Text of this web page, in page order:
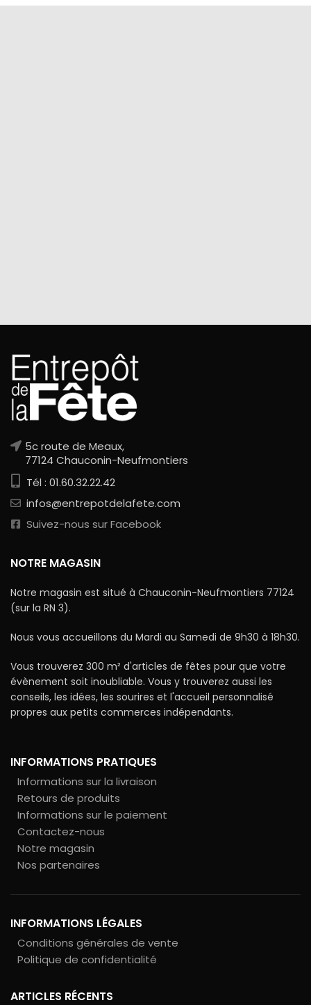
5c route de Meaux,
77124 Chauconin-Neufmontiers
Tél : 01.60.32.22.42
infos@entrepotdelafete.com
Suivez-nous sur Facebook
NOTRE MAGASIN
Notre magasin est situé à Chauconin-Neufmontiers 77124
(sur la RN 3).
Nous vous accueillons du Mardi au Samedi de 9h30 à 18h30.
Vous trouverez 300 m² d'articles de fêtes pour que votre
évènement soit inoubliable. Vous y trouverez aussi les
conseils, les idées, les sourires et l'accueil personnalisé
propres aux petits commerces indépendants.
INFORMATIONS PRATIQUES
Informations sur la livraison
Retours de produits
Informations sur le paiement
Contactez-nous
Notre magasin
Nos partenaires
INFORMATIONS LÉGALES
Conditions générales de vente
Politique de confidentialité
ARTICLES RÉCENTS